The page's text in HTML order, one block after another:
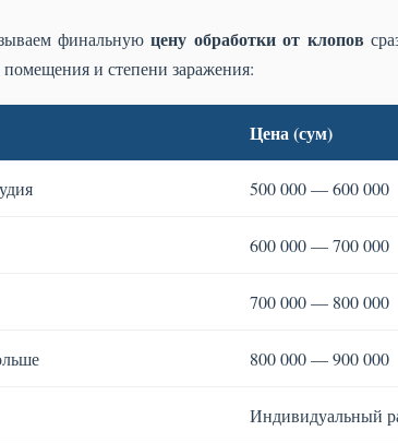
финальнуюцену обработки от клопов
и степени заражения:
Цена (сум)
500 000 — 600 000
600 000 — 700 000
700 000 — 800 000
800 000 — 900 000
Индивидуальный